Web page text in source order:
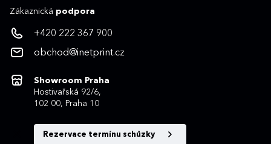
Zákaznická podpora
+420 222 367 900
obchod@inetprint.cz
Showroom Praha
Hostivařská 92/6,
102 00, Praha 10
Rezervace termínu schůzky